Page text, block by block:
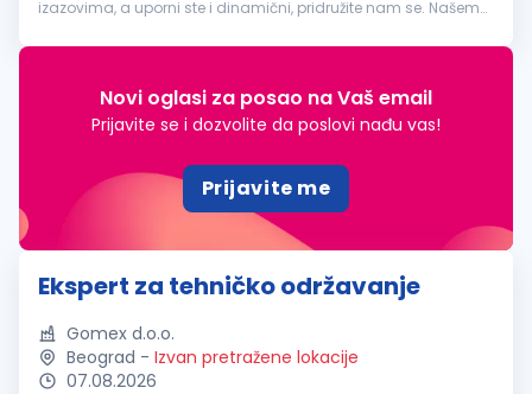
izazovima, a uporni ste i dinamični, pridružite nam se. Našem
je: Menadžer...
Novi oglasi za posao na Vaš email
Prijavite se i dozvolite da poslovi nađu vas!
Prijavite me
Ekspert za tehničko održavanje
Gomex d.o.o.
Beograd - Izvan pretražene lokacije
07.08.2026